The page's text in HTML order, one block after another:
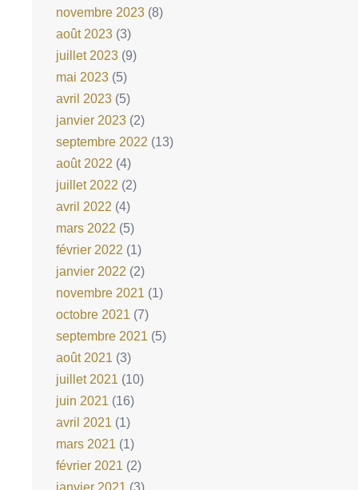
novembre 2023 (8)
août 2023 (3)
juillet 2023 (9)
mai 2023 (5)
avril 2023 (5)
janvier 2023 (2)
septembre 2022 (13)
août 2022 (4)
juillet 2022 (2)
avril 2022 (4)
mars 2022 (5)
février 2022 (1)
janvier 2022 (2)
novembre 2021 (1)
octobre 2021 (7)
septembre 2021 (5)
août 2021 (3)
juillet 2021 (10)
juin 2021 (16)
avril 2021 (1)
mars 2021 (1)
février 2021 (2)
janvier 2021 (3)